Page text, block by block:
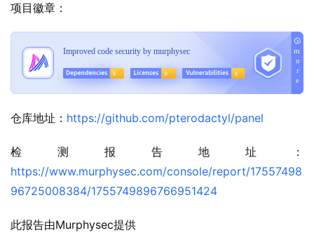
项目徽章：
仓库地址： https://github.com/pterodactyl/panel
检测报告地址：
https://www.murphysec.com/console/report/17557498
96725008384/1755749896766951424
此报告由Murphysec提供